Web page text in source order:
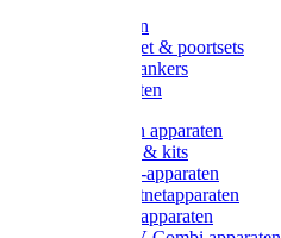
Poortgrepen
Doorgangset & poortsets
Poortgreepankers
Weidepoorten
Onderdelen apparaten
Starter sets & kits
9V Batterij-apparaten
230V Lichtnetapparaten
12V Accu-apparaten